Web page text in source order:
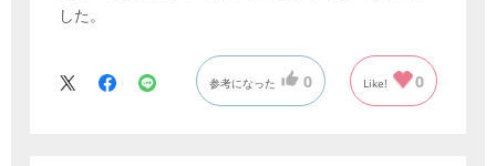
した。
参考になった 0 Like! 0